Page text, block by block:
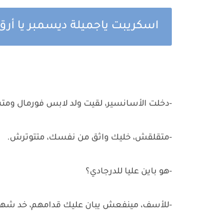
اسكريبت ياجميلة ديسمبر يا
-دخلت الأسانسير، لقيت ولد لابس فورمال
-متقلقش، خليك واثق من نفسك، متتوترش.
-هو باين عليا للدرجادي؟
-للأسف، مينفعش يبان عليك قدامهم، خد